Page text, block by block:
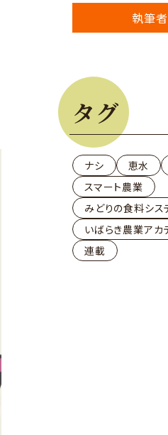
執筆
タグ
ナシ 恵水
スマート農業
みどりの食料シス
いばらき農業アカ
連載